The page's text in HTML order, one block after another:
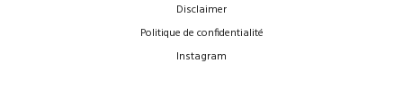
Disclaimer
Politique de confidentialité
Instagram